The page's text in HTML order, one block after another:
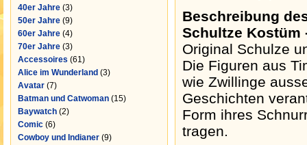
40er Jahre (3)
50er Jahre (9)
60er Jahre (4)
70er Jahre (3)
Accessoires (61)
Alice im Wunderland (3)
Avatar (7)
Batman und Catwoman (15)
Baywatch (2)
Comic (6)
Cowboy und Indianer (9)
Beschreibung
Schultze Kostüm
Original Schulze
Die Figuren aus
wie Zwillinge
Geschichten
Form ihres
tragen.